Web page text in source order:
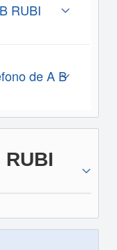
RUBI
de A B
RUBI